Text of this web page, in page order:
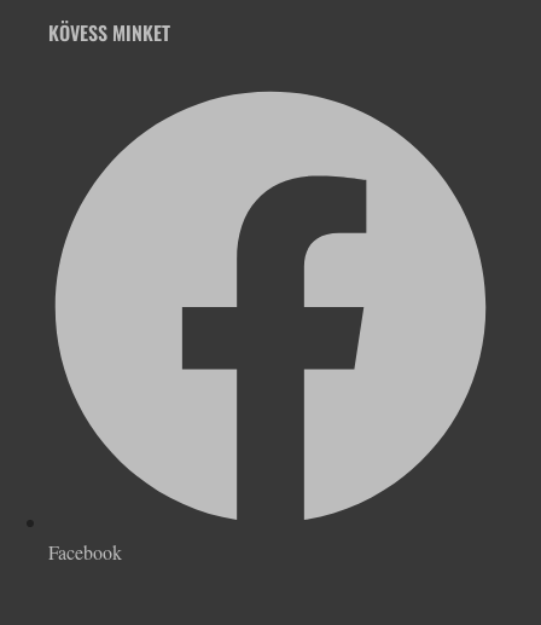
KÖVESS MINKET
Facebook